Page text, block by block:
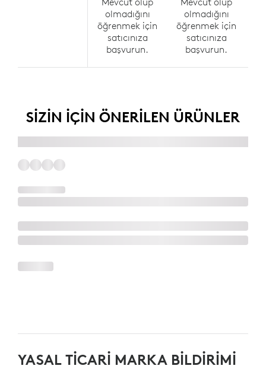
olmadığını
öğrenmek için
satıcınıza
başvurun.
olmadığını
öğrenmek için
satıcınıza
başvurun.
SIZIN IÇIN ÖNERİLEN ÜRÜNLER
YASAL TİCARİ MARKA BİLDİRİMİ